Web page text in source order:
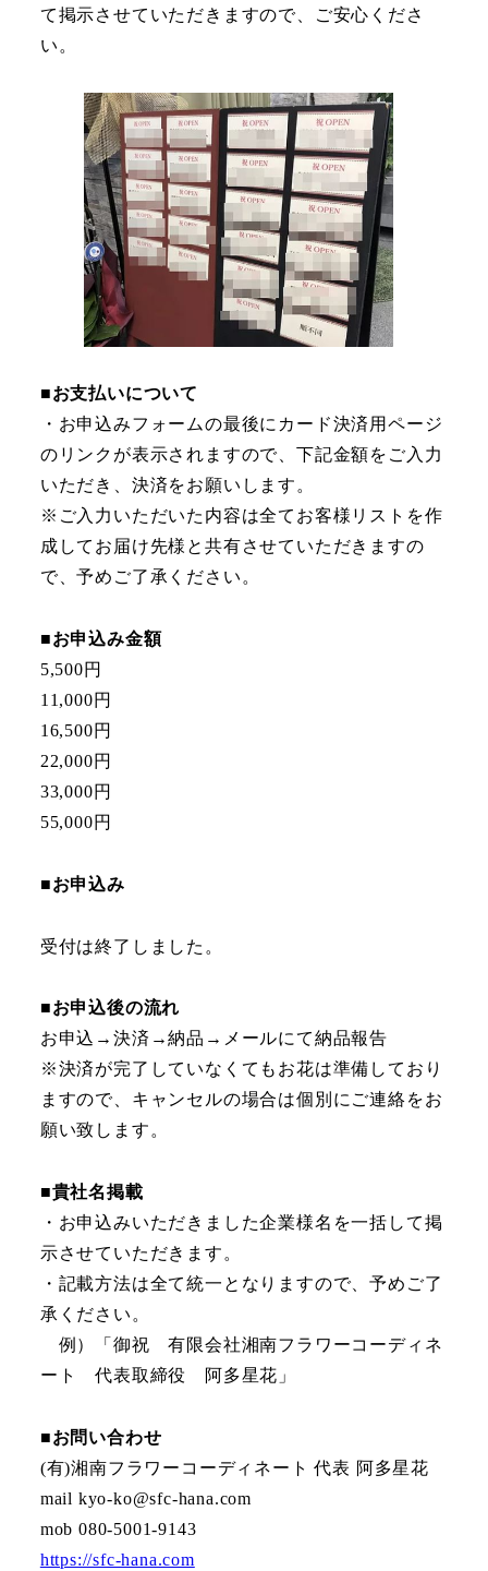
て掲示させていただきますので、ご安心くださ
い。
■お支払いについて
・お申込みフォームの最後にカード決済用ページ
のリンクが表示されますので、下記金額をご入力
いただき、決済をお願いします。
※ご入力いただいた内容は全てお客様リストを作
成してお届け先様と共有させていただきますの
で、予めご了承ください。
■お申込み金額
5,500円
11,000円
16,500円
22,000円
33,000円
55,000円
■お申込み
受付は終了しました。
■お申込後の流れ
お申込→決済→納品→メールにて納品報告
※決済が完了していなくてもお花は準備しており
ますので、キャンセルの場合は個別にご連絡をお
願い致します。
■貴社名掲載
・お申込みいただきました企業様名を一括して掲
示させていただきます。
・記載方法は全て統一となりますので、予めご了
承ください。
例）「御祝 有限会社湘南フラワーコーディネ
ート 代表取締役 阿多星花」
■お問い合わせ
(有)湘南フラワーコーディネート 代表 阿多星花
mail kyo-ko@sfc-hana.com
mob 080-5001-9143
https://sfc-hana.com